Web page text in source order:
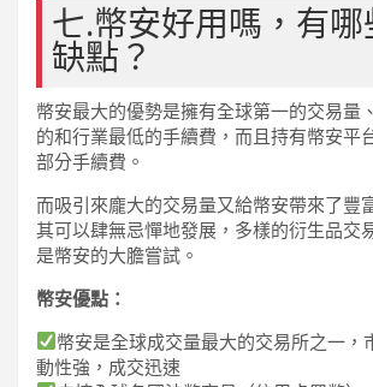
七.幣安好用嗎，有哪
缺點？
幣安最大的優勢是擁有全球第一的交易量
的和行業最低的手續費，而且持有幣安平
部分手續費。
而吸引來龐大的交易量又給幣安帶來了豐
其可以肆無忌憚地發展，多樣的衍生品交
是幣安的大膽嘗試。
幣安優點：
幣安是全球成交量最大的交易所之一，
動性強，成交迅速